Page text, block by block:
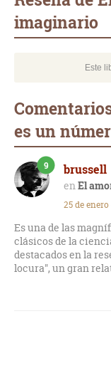
imaginario
Este
es un
brussell
El
9
25 de enero
Es una de las
clásicos de la
destacados en la
locura", un gran